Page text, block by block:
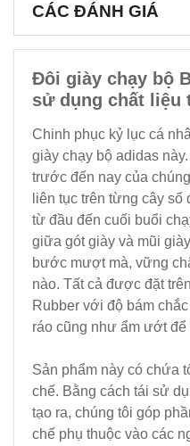
CÁC ĐÁNH GIÁ
Đôi giày chạy bộ
sử dụng chất liệu
Chinh phục kỷ lục cá
giày chạy bộ adidas
trước đến nay của
liên tục trên từng cây
từ đầu đến cuối buổi
giữa gót giày và mũi
bước mượt mà, vững
nào. Tất cả được đặt
Rubber với độ bám
ráo cũng như ẩm ướt
Sản phẩm này có chứa
chế. Bằng cách tái sử
tạo ra, chúng tôi góp
chế phụ thuộc vào các